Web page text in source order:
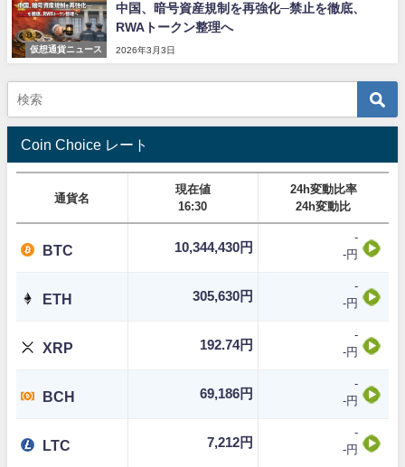
仮想通貨ニュース
中国、暗号資産規制を再強化─禁止を徹底、
RWAトークン整理へ
2026年3月3日
Coin Choice レート
通貨名
現在値
16:30
24h変動比率
24h変動比
BTC 10,344,430円
-
-円
ETH 305,630円
-
-円
XRP 192.74円
-
-円
BCH 69,186円
-
-円
LTC 7,212円
-
-円